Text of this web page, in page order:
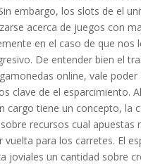
embargo, los slots de el
acerca de juegos con
en el caso de que nos
De entender bien el
online, vale poder
clave de el esparcimiento.
cargo tiene un concepto, la
recursos cual apuestas
vuelta para los carretes. El
joviales un cantidad sobre